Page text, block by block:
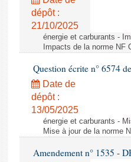
dépôt :
21/10/2025
énergie et carburants -
Impacts de la norme NF
Question écrite n° 6574
Date de
dépôt :
13/05/2025
énergie et carburants -
Mise à jour de la norme
Amendement n° 1535 -